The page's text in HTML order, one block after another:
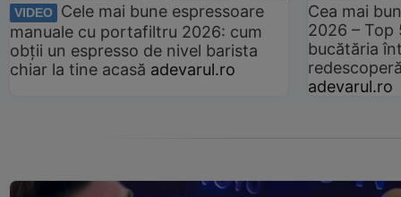
VIDEO
Cele mai bune espressoare
manuale cu portafiltru 2026: cum
obții un espresso de nivel barista
chiar la tine acasă adevarul.ro
Cea mai
2026 –
bucătăria
adevarul.ro